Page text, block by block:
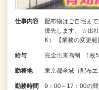
仕事内容
配布物はご自宅ま
優先します。 ☆出
K） 【業務の変更範
給与 完全出来高制 1枚
勤務地 東京都全域（配布エ
勤務時間
9：00～17：00の